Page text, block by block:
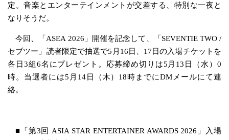
定。音楽とエンターテインメントが交差する、特別な一夜と
なりそうだ。
今回、「ASEA 2026」開催を記念して、「SEVENTIE TWO /
セブツー」読者限定で抽選で5月16日、17日の入場チケットを
各日3組6名にプレゼント。応募締め切りは5月13日（水）0
時。当選者には5月14日（木）18時までにDMメールにて連
絡。
■「第3回 ASIA STAR ENTERTAINER AWARDS 2026」入場